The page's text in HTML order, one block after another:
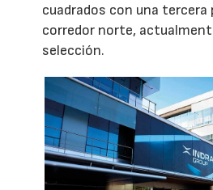
cuadrados con una tercera
corredor norte,
selección.